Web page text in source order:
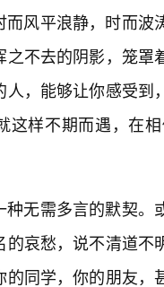
而风平浪静，时而
之不去的阴影，笼
人，能够让你感受
这样不期而遇，在
种无需多言的默契
的哀愁，说不清道
的同学，你的朋友